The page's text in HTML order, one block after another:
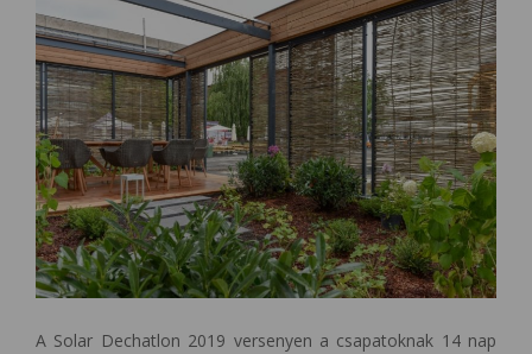
A Solar Dechatlon 2019 versenyen a csapatoknak 14 nap